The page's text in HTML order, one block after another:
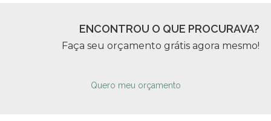
ENCONTROU O QUE PROCURAVA?
Faça seu orçamento grátis agora mesmo!
Quero meu orçamento